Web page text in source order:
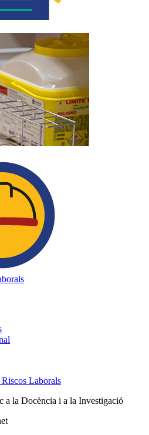
Laborals
a la Docència i a la Investigació